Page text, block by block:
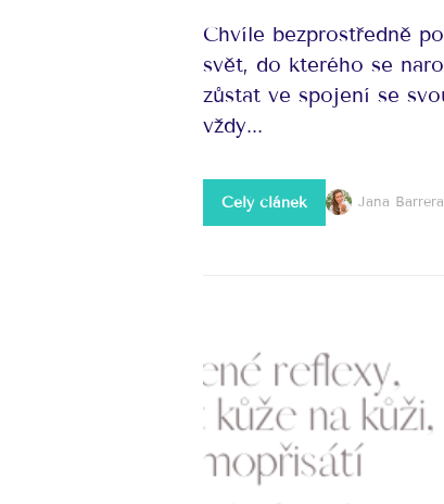
Chvíle bezprostředně
svět, do kterého se
zůstat ve spojení se
vždy...
Celý článek Jana Barrera